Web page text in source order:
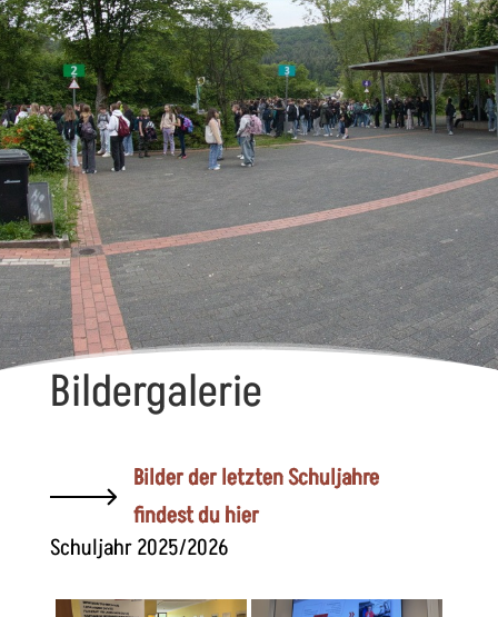
Bildergalerie
Bilder der letzten Schuljahre
findest du hier
Schuljahr 2025/2026